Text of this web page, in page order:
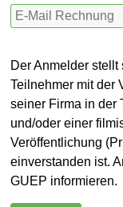
Der Anmelder
Teilnehmer mit der
seiner Firma in der
und/oder einer
Veröffentlichung
einverstanden ist.
GUEP informieren.